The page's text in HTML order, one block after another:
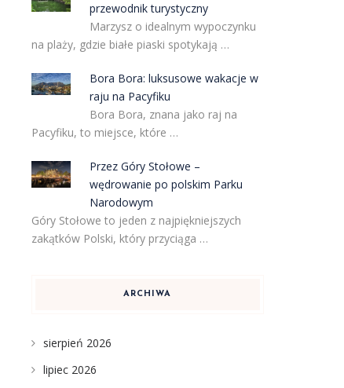
przewodnik turystyczny
Marzysz o idealnym wypoczynku
na plaży, gdzie białe piaski spotykają …
Bora Bora: luksusowe wakacje w
raju na Pacyfiku
Bora Bora, znana jako raj na
Pacyfiku, to miejsce, które …
Przez Góry Stołowe –
wędrowanie po polskim Parku
Narodowym
Góry Stołowe to jeden z najpiękniejszych
zakątków Polski, który przyciąga …
ARCHIWA
sierpień 2026
lipiec 2026